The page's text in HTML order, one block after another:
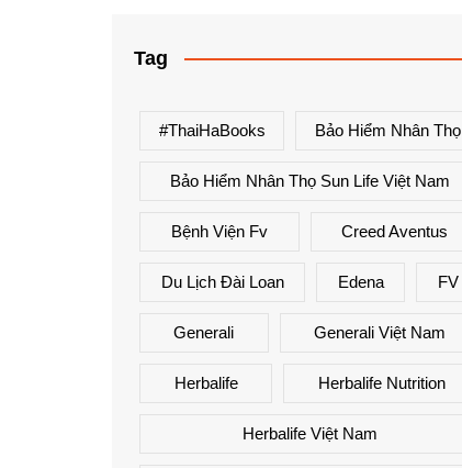
Tag
#ThaiHaBooks Bảo Hiểm Nhân Thọ
Bảo Hiểm Nhân Thọ Sun Life Việt Nam
Bệnh Viện Fv Creed Aventus
Du Lịch Đài Loan Edena FV
Generali Generali Việt Nam
Herbalife Herbalife Nutrition
Herbalife Việt Nam